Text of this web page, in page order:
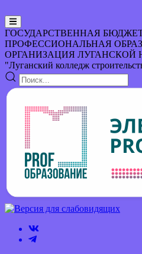
ГОСУДАРСТВЕННАЯ
ПРОФЕССИОНАЛЬНАЯ
ОРГАНИЗАЦИЯ ЛУГАНСКОЙ
"Луганский колледж